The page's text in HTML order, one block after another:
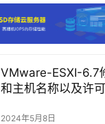
VMware-ESXI-6.7
和主机名称以及许
2024年5月8日